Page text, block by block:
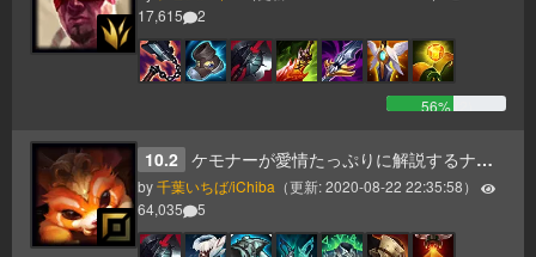
17,615
2
56% (
10.2 ケモナーが愛情たっぷりに解説するナーの入門ガイド
by千葉いちば/iChiba （更新:2020-08-22 22:35:58）
64,035
5